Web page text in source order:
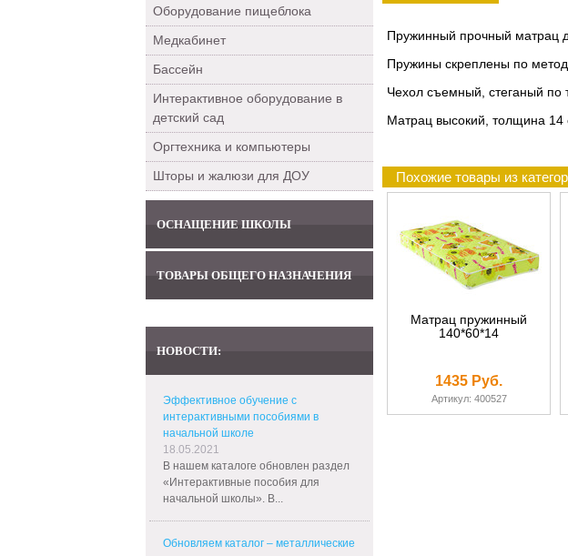
Оборудование пищеблока
Медкабинет
Бассейн
Интерактивное оборудование в
детский сад
Оргтехника и компьютеры
Шторы и жалюзи для ДОУ
ОСНАЩЕНИЕ ШКОЛЫ
ТОВАРЫ ОБЩЕГО НАЗНАЧЕНИЯ
НОВОСТИ:
Эффективное обучение с
интерактивными пособиями в
начальной школе
18.05.2021
В нашем каталоге обновлен раздел
«Интерактивные пособия для
начальной школы». В...
Обновляем каталог – металлические
Пружинный прочный матрац
Пружины скреплены по
Чехол съемный, стеганый по
Матрац высокий, толщина
Похожие товары из
Матрац пружинный
140*60*14
1435 Руб.
Артикул: 400527